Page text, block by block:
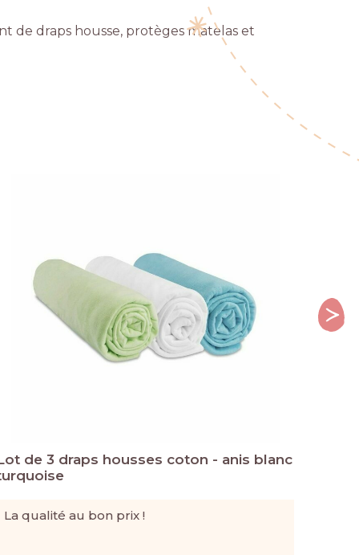
de draps housse, protèges matelas et
de 3 draps housses coton - anis blanc
La qualité au bon prix !